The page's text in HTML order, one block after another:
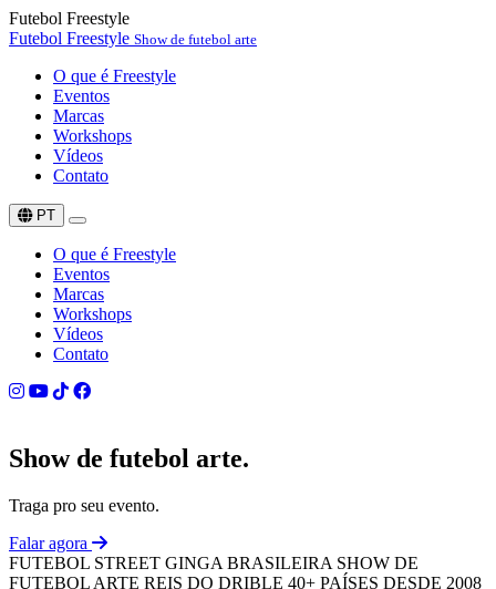
Futebol Freestyle
Futebol Freestyle Show de futebol arte
O que é Freestyle
Eventos
Marcas
Workshops
Vídeos
Contato
PT
O que é Freestyle
Eventos
Marcas
Workshops
Vídeos
Contato
Show de futebol arte.
Traga pro seu evento.
Falar agora
FUTEBOL STREET GINGA BRASILEIRA SHOW DE
FUTEBOL ARTE REIS DO DRIBLE 40+ PAÍSES DESDE 2008